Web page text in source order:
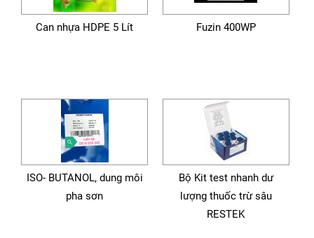
Can nhựa HDPE 5 Lít Fuzin 400WP
ISO- BUTANOL, dung môi
pha sơn
Bộ Kit test nhanh dư
lượng thuốc trừ sâu
RESTEK